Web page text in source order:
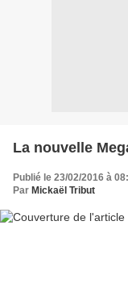
La nouvelle
Publié le 23/02/2016 à
Par Mickaël Tribut